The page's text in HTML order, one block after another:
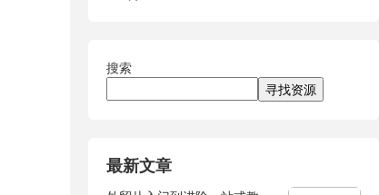
搜索
寻找资源
最新文章